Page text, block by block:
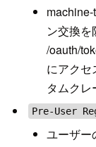
ン交換
/oauth/
にアクセ
タムク
Pre-User
ユーザー